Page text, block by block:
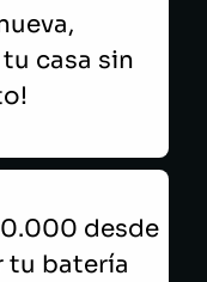
casa sin
desde
batería